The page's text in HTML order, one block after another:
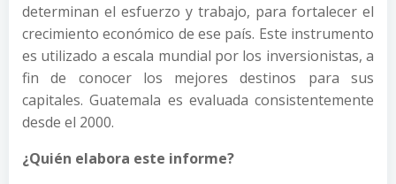
determinan el esfuerzo y trabajo, para fortalecer el
crecimiento económico de ese país. Este instrumento
es utilizado a escala mundial por los inversionistas, a
fin de conocer los mejores destinos para sus
capitales. Guatemala es evaluada consistentemente
desde el 2000.
¿Quién elabora este informe?